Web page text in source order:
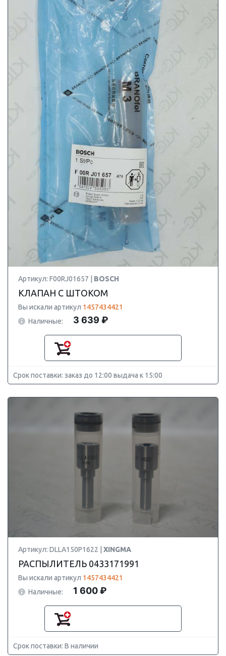
Артикул: F00RJ01657 | BOSCH
КЛАПАН С ШТОКОМ
Вы искали артикул 1457434421
Наличные:
3 639 ₽
Срок поставки: заказ до 12:00 выдача к 15:00
Артикул: DLLA150P1622 | XINGMA
РАСПЫЛИТЕЛЬ 0433171991
Вы искали артикул 1457434421
Наличные:
1 600 ₽
Срок поставки: В наличии